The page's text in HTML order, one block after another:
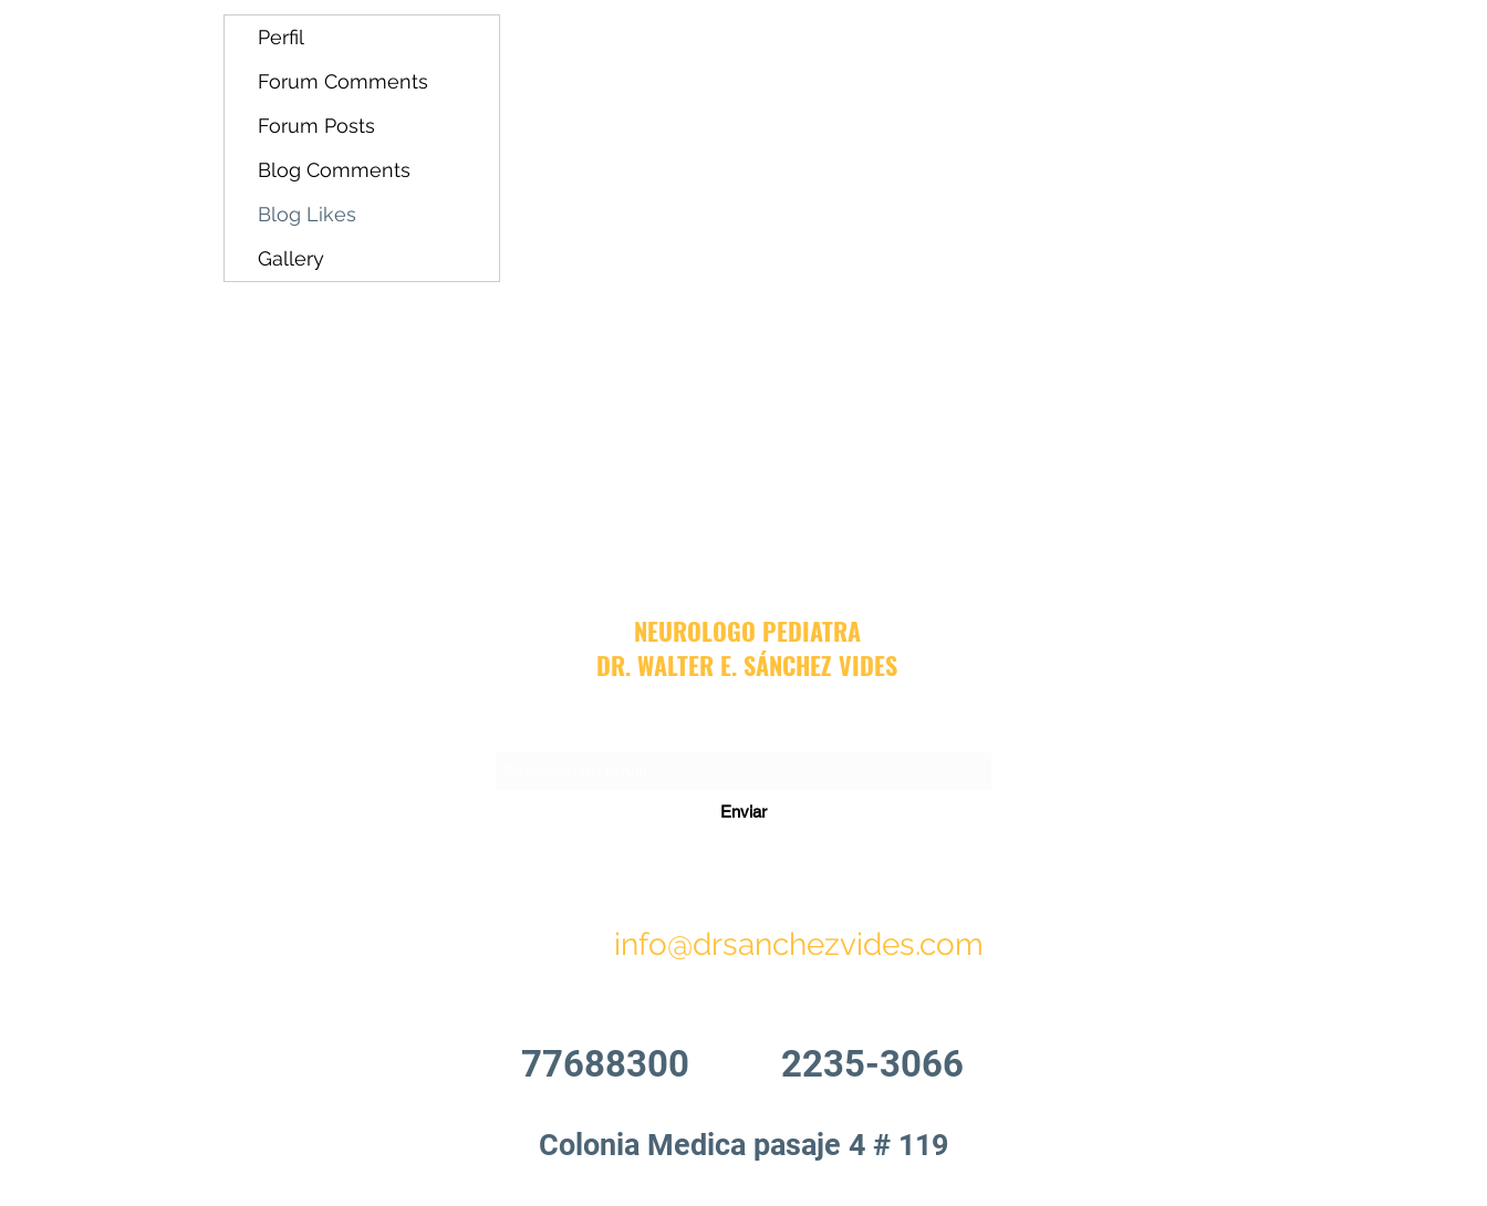
Perfil
Forum Comments
Forum Posts
Blog Comments
Blog Likes
Gallery
NEUROLOGO PEDIATRA
DR. WALTER E. SÁNCHEZ VIDES
Enviar
info@drsanchezvides.com
77688300 2235-3066
Colonia Medica pasaje 4 # 119